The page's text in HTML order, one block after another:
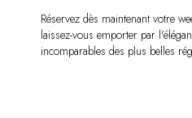
Réservez dès maintenant votre
laissez-vous emporter par
incomparables des plus belles